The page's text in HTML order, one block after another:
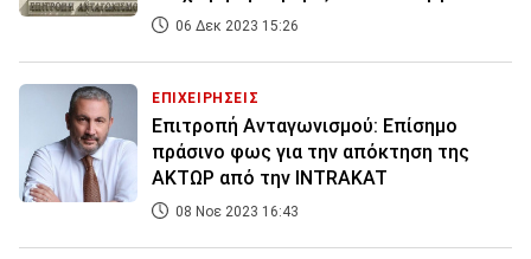
06 Δεκ 2023 15:26
ΕΠΙΧΕΙΡΗΣΕΙΣ
Επιτροπή Ανταγωνισμού: Επίσημο
πράσινο φως για την απόκτηση της
ΑΚΤΩΡ από την INTRAKAT
08 Νοε 2023 16:43